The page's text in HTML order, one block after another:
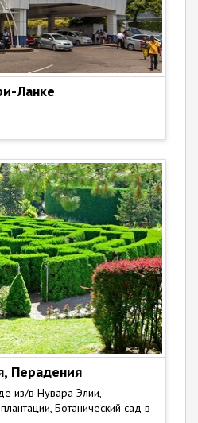
Ланке
Перадения
из/в Нувара Элии,
Ботанический сад в